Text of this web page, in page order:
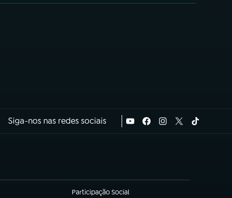
Siga-nos nas redes sociais
Participação Social
(abre em nova aba)